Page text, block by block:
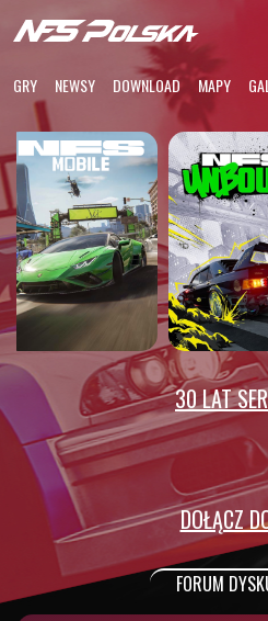
GRY NEWSY DOWNLOAD MAPY
30 LAT
DOŁĄCZ
FORUM